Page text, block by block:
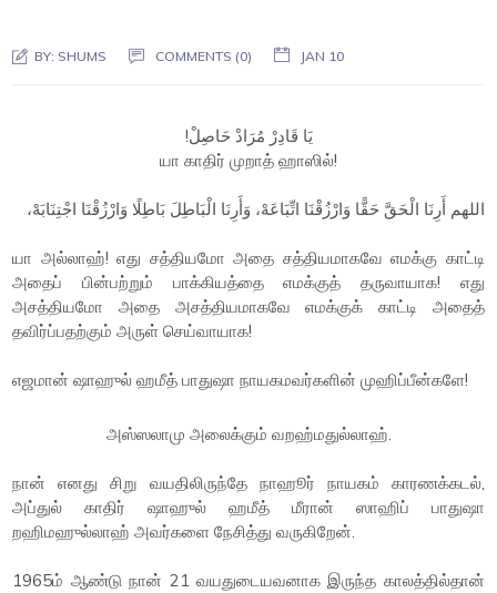
BY: SHUMS COMMENTS (0) JAN 10
يَا قَادِرْ مُرَادْ حَاصِلْ!
யா காதிர் முறாத் ஹாஸில்!
اللهم أَرِنَا الْحَقَّ حَقًّا وَارْزُقْنَا اتِّبَاعَهْ، وَأَرِنَا الْبَاطِلَ بَاطِلًا وَارْزُقْنَا اجْتِنَابَهْ،
யா அல்லாஹ்! எது சத்தியமோ அதை சத்தியமாகவே எமக்கு காட்டி
அதைப் பின்பற்றும் பாக்கியத்தை எமக்குத் தருவாயாக! எது
அசத்தியமோ அதை அசத்தியமாகவே எமக்குக் காட்டி அதைத்
தவிர்ப்பதற்கும் அருள் செய்வாயாக!
எஜமான் ஷாஹுல் ஹமீத் பாதுஷா நாயகமவர்களின் முஹிப்பீன்களே!
அஸ்ஸலாமு அலைக்கும் வறஹ்மதுல்லாஹ்.
நான் எனது சிறு வயதிலிருந்தே நாஹூர் நாயகம் காரணக்கடல்,
அப்துல் காதிர் ஷாஹுல் ஹமீத் மீரான் ஸாஹிப் பாதுஷா
றஹிமஹுல்லாஹ் அவர்களை நேசித்து வருகிறேன்.
1965ம் ஆண்டு நான் 21 வயதுடையவனாக இருந்த காலத்தில்தான்